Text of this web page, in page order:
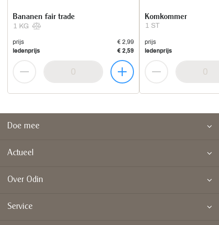
1 KG
Bananen fair trade
prijs
€ 2,99
ledenprijs
€ 2,59
1 ST
Komkommer
prijs
ledenprijs
Doe mee
Actueel
Over Odin
Service